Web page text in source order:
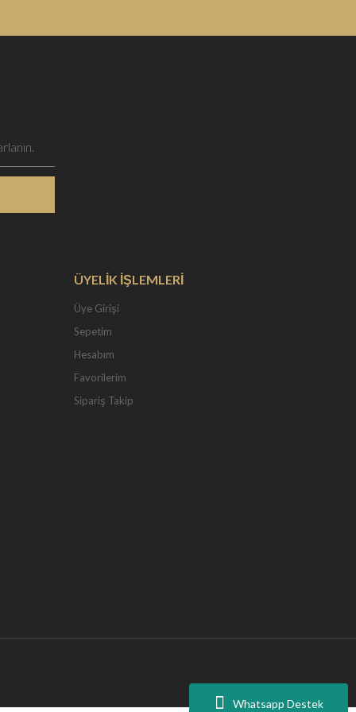
Whatsapp Destek
ÜYELİK İŞLEMLERİ
Üye Girişi
Sepetim
Hesabım
Favorilerim
Sipariş Takip